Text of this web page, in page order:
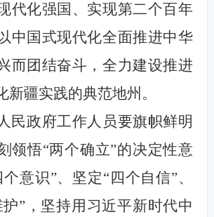
代化强国、实现第二个百年
中国式现代化全面推进中华
而团结奋斗，全力建设推进
新疆实践的典范地州。
民政府工作人员要旗帜鲜明
领悟“两个确立”的决定性意
意识”、坚定“四个自信”、
”，坚持用习近平新时代中